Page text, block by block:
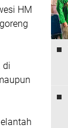
HM
di